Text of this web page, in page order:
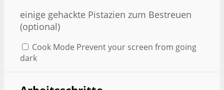
einige gehackte Pistazien zum Bestreuen
(optional)
Cook Mode Prevent your screen from going
dark